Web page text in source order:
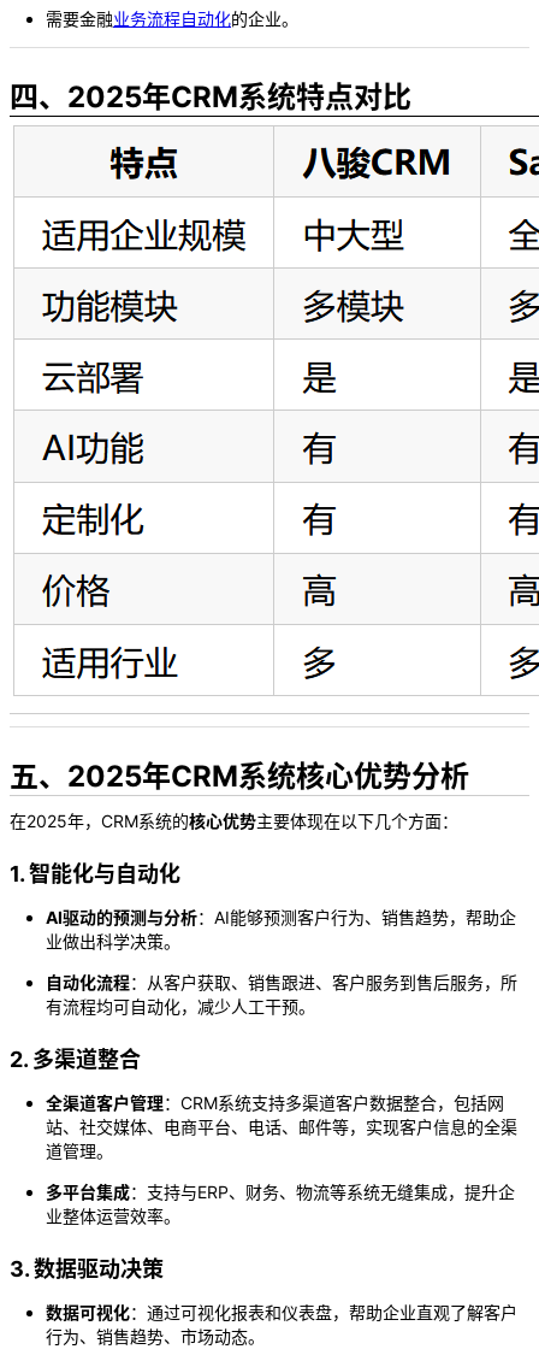
需要金融业务流程自动化的企业。
四、2025年CRM系统特点对比
五、2025年CRM系统核心优势分析
在2025年，CRM系统的核心优势主要体现在以下几个方面：
1. 智能化与自动化
AI驱动的预测与分析：AI能够预测客户行为、销售趋势，帮助企
业做出科学决策。
自动化流程：从客户获取、销售跟进、客户服务到售后服务，所
有流程均可自动化，减少人工干预。
2. 多渠道整合
全渠道客户管理：CRM系统支持多渠道客户数据整合，包括网
站、社交媒体、电商平台、电话、邮件等，实现客户信息的全渠
道管理。
多平台集成：支持与ERP、财务、物流等系统无缝集成，提升企
业整体运营效率。
3. 数据驱动决策
数据可视化：通过可视化报表和仪表盘，帮助企业直观了解客户
行为、销售趋势、市场动态。